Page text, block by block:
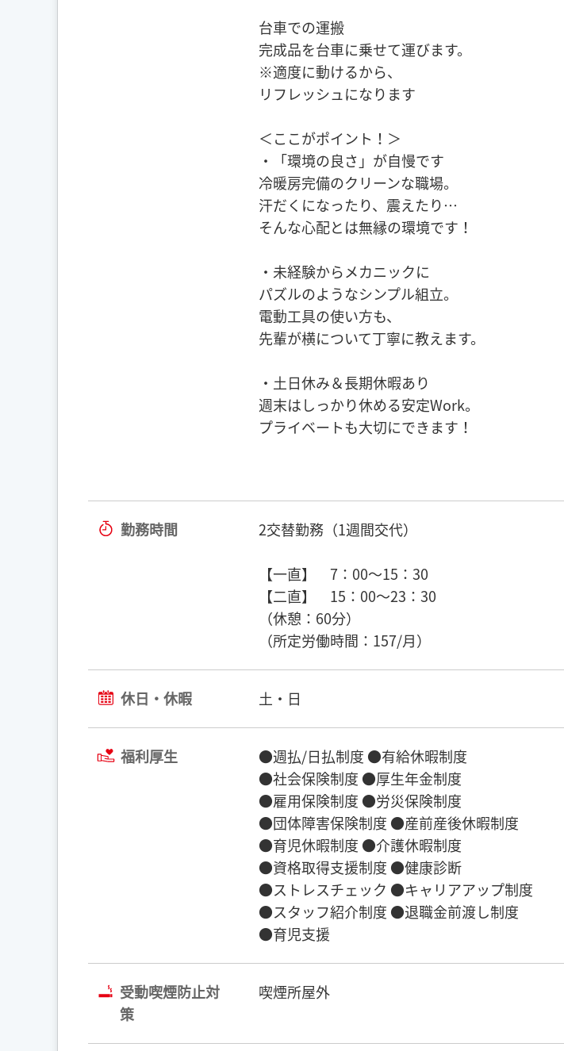
台車での運搬
完成品を台車に乗せて運びます。
※適度に動けるから、
リフレッシュになります
＜ここがポイント！＞
・「環境の良さ」が自慢です
冷暖房完備のクリーンな職場。
汗だくになったり、震えたり…
そんな心配とは無縁の環境です！
・未経験からメカニックに
パズルのようなシンプル組立。
電動工具の使い方も、
先輩が横について丁寧に教えます。
・土日休み＆長期休暇あり
週末はしっかり休める安定Work。
プライベートも大切にできます！
勤務時間 2交替勤務（1週間交代）
【一直】 7：00～15：30
【二直】 15：00～23：30
（休憩：60分）
（所定労働時間：157/月）
休日・休暇 土・日
福利厚生
●週払/日払制度 ●有給休暇制度
●社会保険制度 ●厚生年金制度
●雇用保険制度 ●労災保険制度
●団体障害保険制度 ●産前産後休暇制度
●育児休暇制度 ●介護休暇制度
●資格取得支援制度 ●健康診断
●ストレスチェック ●キャリアアップ制度
●スタッフ紹介制度 ●退職金前渡し制度
●育児支援
受動喫煙防止対
策
喫煙所屋外